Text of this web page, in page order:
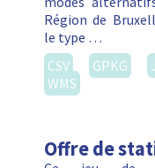
Région de
le type …
CSV
GPKG
WMS
Offre de